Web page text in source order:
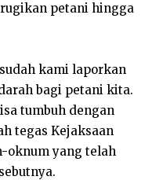
petani hingga
kami laporkan
bagi petani kita.
tumbuh dengan
tegas Kejaksaan
oknum yang telah